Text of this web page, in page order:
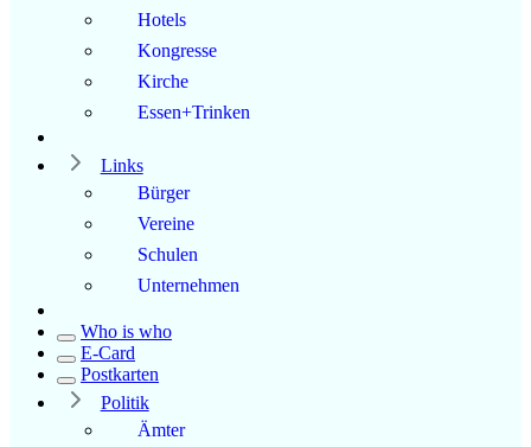
Hotels
Kongresse
Kirche
Essen+Trinken
Links
Bürger
Vereine
Schulen
Unternehmen
Who is who
E-Card
Postkarten
Politik
Ämter